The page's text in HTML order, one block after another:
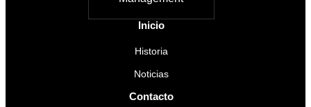
Inicio
Historia
Noticias
Contacto